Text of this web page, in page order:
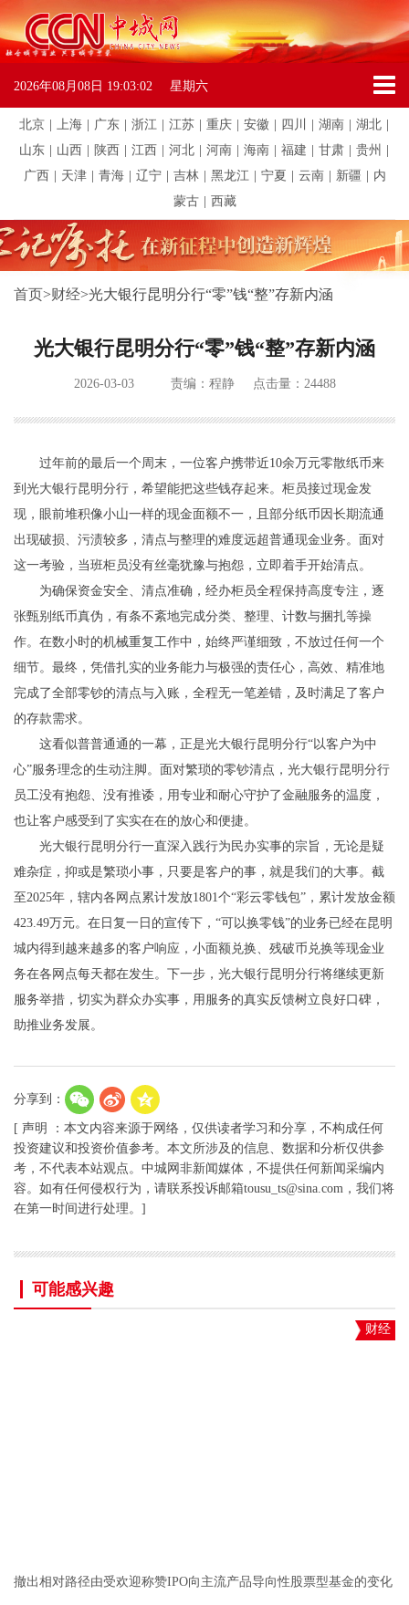
2026年08月08日 19:03:02 星期六
北京 上海 广东 浙江 江苏 重庆 安徽 四川 湖南 湖北
山东
山西 陕西 江西 河北 河南 海南 福建 甘肃 贵州
广西
天津 青海 辽宁 吉林 黑龙江 宁夏 云南 新疆
内
蒙古
西藏
首页>财经>光大银行昆明分行“零”钱“整”存新内涵
光大银行昆明分行“零”钱“整”存新内涵
2026-03-03 责编：程静 点击量：24488
过年前的最后一个周末，一位客户携带近10余万元零散纸币来
到光大银行昆明分行，希望能把这些钱存起来。柜员接过现金发
现，眼前堆积像小山一样的现金面额不一，且部分纸币因长期流通
出现破损、污渍较多，清点与整理的难度远超普通现金业务。面对
这一考验，当班柜员没有丝毫犹豫与抱怨，立即着手开始清点。
为确保资金安全、清点准确，经办柜员全程保持高度专注，逐
张甄别纸币真伪，有条不紊地完成分类、整理、计数与捆扎等操
作。在数小时的机械重复工作中，始终严谨细致，不放过任何一个
细节。最终，凭借扎实的业务能力与极强的责任心，高效、精准地
完成了全部零钞的清点与入账，全程无一笔差错，及时满足了客户
的存款需求。
这看似普普通通的一幕，正是光大银行昆明分行“以客户为中
心”服务理念的生动注脚。面对繁琐的零钞清点，光大银行昆明分行
员工没有抱怨、没有推诿，用专业和耐心守护了金融服务的温度，
也让客户感受到了实实在在的放心和便捷。
光大银行昆明分行一直深入践行为民办实事的宗旨，无论是疑
难杂症，抑或是繁琐小事，只要是客户的事，就是我们的大事。截
至2025年，辖内各网点累计发放1801个“彩云零钱包”，累计发放金额
423.49万元。在日复一日的宣传下，“可以换零钱”的业务已经在昆明
城内得到越来越多的客户响应，小面额兑换、残破币兑换等现金业
务在各网点每天都在发生。下一步，光大银行昆明分行将继续更新
服务举措，切实为群众办实事，用服务的真实反馈树立良好口碑，
助推业务发展。
分享到：
[ 声明 ：本文内容来源于网络，仅供读者学习和分享，不构成任何
投资建议和投资价值参考。本文所涉及的信息、数据和分析仅供参
考，不代表本站观点。中城网非新闻媒体，不提供任何新闻采编内
容。如有任何侵权行为，请联系投诉邮箱tousu_ts@sina.com，我们将
在第一时间进行处理。]
可能感兴趣
财经
撤出相对路径由受欢迎称赞IPO向主流产品导向性股票型基金的变化